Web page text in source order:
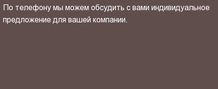
По телефону мы можем обсудить с вами индивидуальное
предложение для вашей компании.
ОТПРАВИТЬ СВОЙ КОНТАКТ